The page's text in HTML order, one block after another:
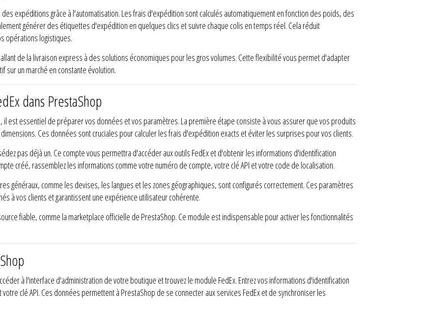
expéditions grâce à l'automatisation. Les frais d'expédition sont calculés automatiquement en fonction des poids, des
générer des étiquettes d'expédition en quelques clics et suivre chaque colis en temps réel. Cela réduit
opérations logistiques.
de la livraison express à des solutions économiques pour les gros volumes. Cette flexibilité vous permet d'adapter
sur un marché en constante évolution.
dans PrestaShop
il est essentiel de préparer vos données et vos paramètres. La première étape consiste à vous assurer que vos produits
Ces données sont cruciales pour calculer les frais d'expédition exacts et éviter les surprises pour vos clients.
pas déjà un. Ce compte vous permettra d'accéder aux outils FedEx et d'obtenir les informations d'identification
créé, rassemblez les informations comme votre numéro de compte, votre clé API et votre code de localisation.
généraux, comme les devises, les langues et les zones géographiques, sont configurés correctement. Ces paramètres
à vos clients et garantissent une expérience utilisateur cohérente.
fiable, comme la marketplace officielle de PrestaShop. Ce module est indispensable pour activer les fonctionnalités
à l'interface d'administration de votre boutique et trouvez le module FedEx. Entrez vos informations d'identification
clé API. Ces données permettent à PrestaShop de se connecter aux services FedEx et de synchroniser les